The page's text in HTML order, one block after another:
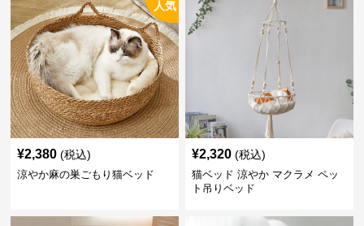
人気
¥2,380 (税込)
涼やか麻の巣ごもり猫ベッド
¥2,320 (税込)
猫ベッド 涼やか マクラメ ペッ
ト吊りベッド